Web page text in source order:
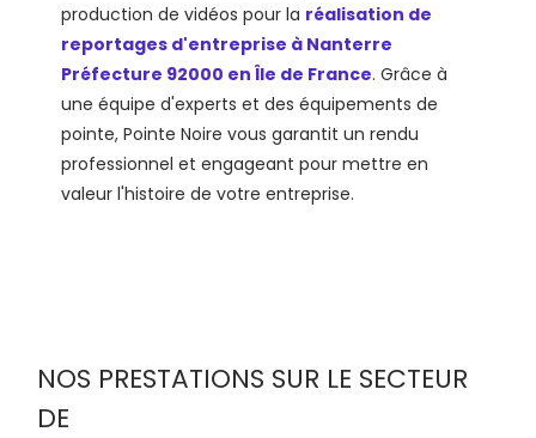
production de vidéos pour la réalisation de
reportages d'entreprise à Nanterre
Préfecture 92000 en Île de France. Grâce à
une équipe d'experts et des équipements de
pointe, Pointe Noire vous garantit un rendu
professionnel et engageant pour mettre en
valeur l'histoire de votre entreprise.
NOS PRESTATIONS SUR LE SECTEUR
DE